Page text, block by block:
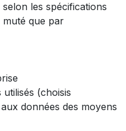
les spécifications
que par
(choisis
données des moyens